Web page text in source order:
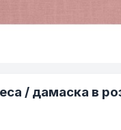
/ дамаска в